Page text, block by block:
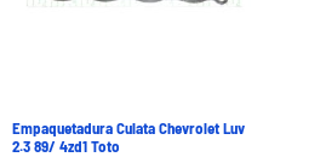
Empaquetadura Culata Chevrolet Luv
2.3 89/ 4zd1 Toto